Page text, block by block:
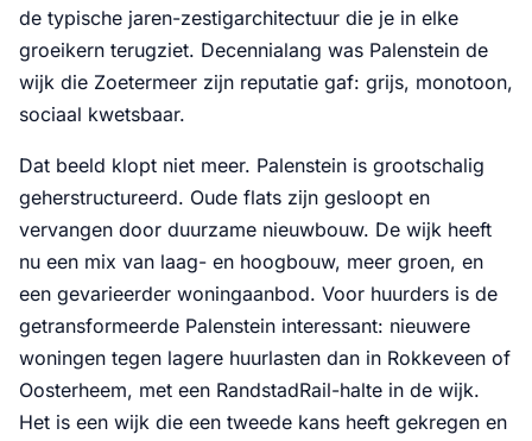
de typische jaren-zestigarchitectuur die je in elke
groeikern terugziet. Decennialang was Palenstein de
wijk die Zoetermeer zijn reputatie gaf: grijs, monotoon,
sociaal kwetsbaar.
Dat beeld klopt niet meer. Palenstein is grootschalig
geherstructureerd. Oude flats zijn gesloopt en
vervangen door duurzame nieuwbouw. De wijk heeft
nu een mix van laag- en hoogbouw, meer groen, en
een gevarieerder woningaanbod. Voor huurders is de
getransformeerde Palenstein interessant: nieuwere
woningen tegen lagere huurlasten dan in Rokkeveen of
Oosterheem, met een RandstadRail-halte in de wijk.
Het is een wijk die een tweede kans heeft gekregen en